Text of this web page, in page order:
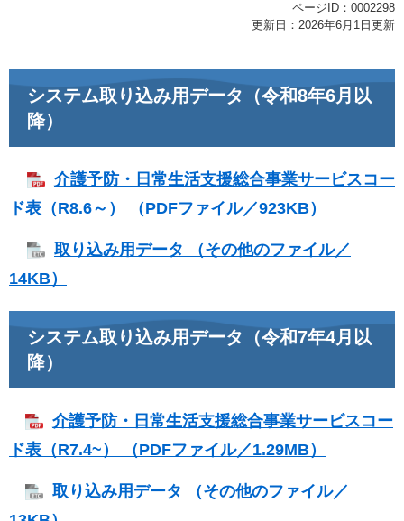
ページID：0002298
更新日：2026年6月1日更新
システム取り込み用データ（令和8年6月以
降）
介護予防・日常生活支援総合事業サービスコー
ド表（R8.6～） （PDFファイル／923KB）
取り込み用データ （その他のファイル／
14KB）
システム取り込み用データ（令和7年4月以
降）
介護予防・日常生活支援総合事業サービスコー
ド表（R7.4~） （PDFファイル／1.29MB）
取り込み用データ （その他のファイル／